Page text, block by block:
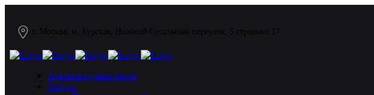
г. Москва, м. Курская, Нижний Сусальный переулок, 5 строение 17
Архитектурное бюро
Услуги